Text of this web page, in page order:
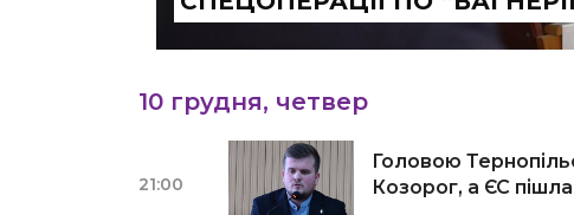
10 грудня, четвер
21:00
Головою
Козорог, а ЄС